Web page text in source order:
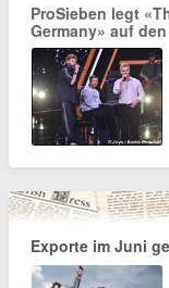
ProSieben legt
Germany» auf
Exporte im Juni